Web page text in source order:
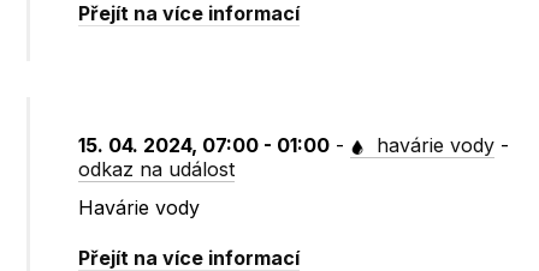
Přejít na více informací
15. 04. 2024, 07:00 - 01:00 - havárie vody -
odkaz na událost
Havárie vody
Přejít na více informací